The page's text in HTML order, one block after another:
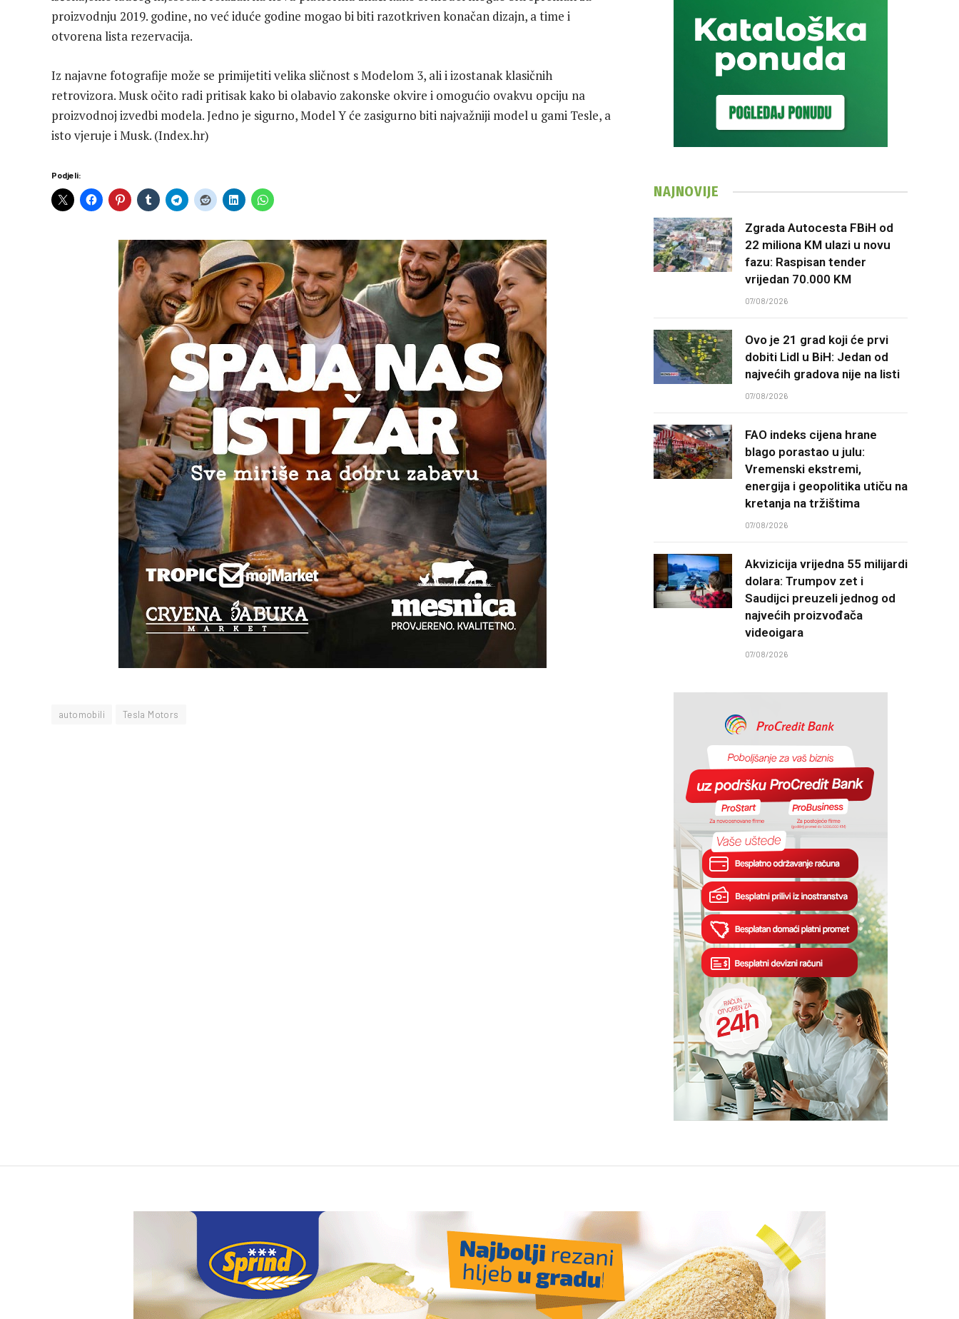
proizvodnju 2019. godine, no već iduće godine mogao bi biti razotkriven konačan dizajn, a time i
otvorena lista rezervacija.
Iz najavne fotografije može se primijetiti velika sličnost s Modelom 3, ali i izostanak klasičnih
retrovizora. Musk očito radi pritisak kako bi olabavio zakonske okvire i omogućio ovakvu opciju na
proizvodnoj izvedbi modela. Jedno je sigurno, Model Y će zasigurno biti najvažniji model u gami Tesle, a
isto vjeruje i Musk. (Index.hr)
Podjeli:
automobili Tesla Motors
NAJNOVIJE
Zgrada Autocesta FBiH od
22 miliona KM ulazi u novu
fazu: Raspisan tender
vrijedan 70.000 KM
07/08/2026
Ovo je 21 grad koji će prvi
dobiti Lidl u BiH: Jedan od
najvećih gradova nije na listi
07/08/2026
FAO indeks cijena hrane
blago porastao u julu:
Vremenski ekstremi,
energija i geopolitika utiču na
kretanja na tržištima
07/08/2026
Akvizicija vrijedna 55 milijardi
dolara: Trumpov zet i
Saudijci preuzeli jednog od
najvećih proizvođača
videoigara
07/08/2026